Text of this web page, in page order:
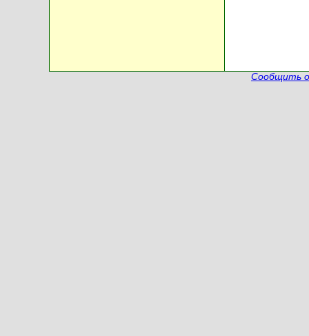
Сообщить о